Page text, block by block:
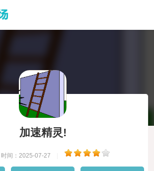
加速精灵!
时间：2025-07-27